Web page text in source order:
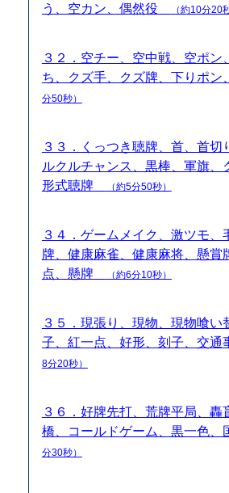
う、空カン、偶然役
（約10分20
３２．空チー、空中戦、空ポン
ち、クズ手、クズ牌、下りポ
分50秒）
３３．くっつき聴牌、首、首切
ルクルチャンス、黒棒、軍旗、
形式聴牌
（約5分50秒）
３４．ゲームメイク、激ツモ、
牌、健康麻雀、健康麻将、懸賞
点、懸牌
（約6分10秒）
３５．現張り、現物、現物喰い
子、紅一点、好形、刻子、交
8分20秒）
３６．好牌先打、荒牌平局、轟
橋、コールドゲーム、黒一色
分30秒）